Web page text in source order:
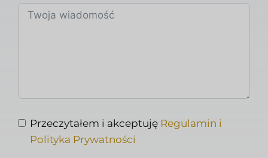
Przeczytałem i akceptuję Regulamin i
Polityka Prywatności